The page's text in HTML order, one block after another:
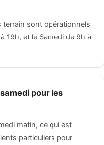
terrain sont opérationnels
19h, et le Samedi de 9h à
pour les
matin, ce qui est
particuliers pour